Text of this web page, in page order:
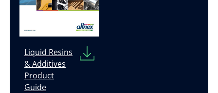
Liquid Resins
& Additives
Product
Guide